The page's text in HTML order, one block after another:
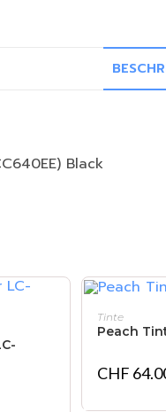
Black
Tinte
Peach
CHF